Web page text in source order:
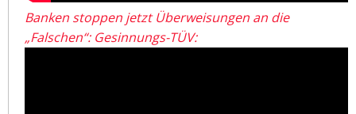
Banken stoppen jetzt Überweisungen an die
„Falschen“: Gesinnungs-TÜV: